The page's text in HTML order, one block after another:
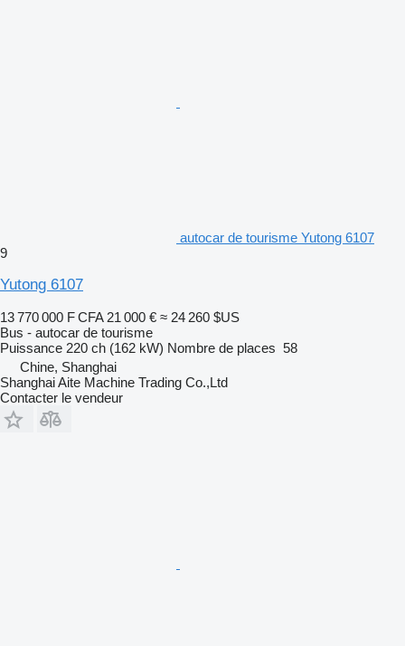
autocar de tourisme Yutong 6107
9
Yutong 6107
13 770 000 F CFA 21 000 € ≈ 24 260 $US
Bus - autocar de tourisme
Puissance 220 ch (162 kW) Nombre de places 58
Chine, Shanghai
Shanghai Aite Machine Trading Co.,Ltd
Contacter le vendeur